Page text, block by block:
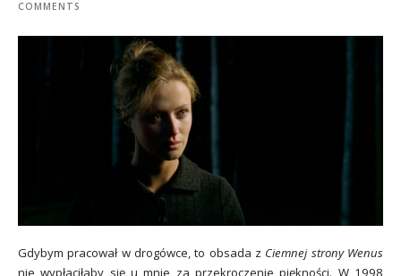
COMMENTS
Gdybym pracował w drogówce, to obsada z Ciemnej strony Wenus
nie wypłaciłaby się u mnie za przekroczenie piękności. W 1998